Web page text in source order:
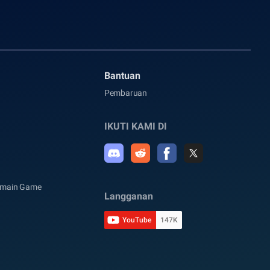
Game
Bantuan
Pembaruan
IKUTI KAMI DI
Langganan
YouTube 147K